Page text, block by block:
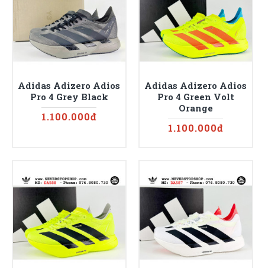
Adidas Adizero Adios
Pro 4 Grey Black
1.100.000đ
Adidas Adizero Adios
Pro 4 Green Volt
Orange
1.100.000đ